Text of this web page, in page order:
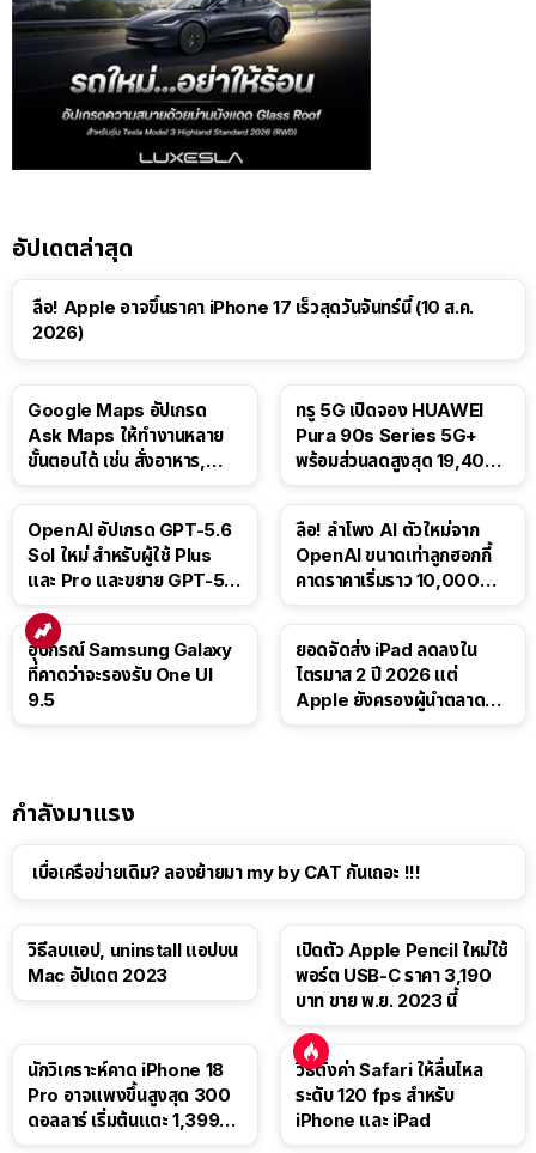
อัปเดตล่าสุด
ลือ! Apple อาจขึ้นราคา iPhone 17 เร็วสุดวันจันทร์นี้ (10 ส.ค.
2026)
Google Maps อัปเกรด
Ask Maps ให้ทำงานหลาย
ขั้นตอนได้ เช่น สั่งอาหาร,
ทรู 5G เปิดจอง HUAWEI
Pura 90s Series 5G+
พร้อมส่วนลดสูงสุด 19,400
OpenAI อัปเกรด GPT-5.6
Sol ใหม่ สำหรับผู้ใช้ Plus
และ Pro และขยาย GPT-5.6
ลือ! ลำโพง AI ตัวใหม่จาก
OpenAI ขนาดเท่าลูกฮอกกี้
คาดราคาเริ่มราว 10,000
อุปกรณ์ Samsung Galaxy
ที่คาดว่าจะรองรับ One UI
9.5
ยอดจัดส่ง iPad ลดลงใน
ไตรมาส 2 ปี 2026 แต่
Apple ยังครองผู้นำตลาด
กำลังมาแรง
เบื่อเครือข่ายเดิม? ลองย้ายมา my by CAT กันเถอะ !!!
วิธีลบแอป, uninstall แอปบน
Mac อัปเดต 2023
เปิดตัว Apple Pencil ใหม่ใช้
พอร์ต USB-C ราคา 3,190
บาท ขาย พ.ย. 2023 นี้
นักวิเคราะห์คาด iPhone 18
Pro อาจแพงขึ้นสูงสุด 300
ดอลลาร์ เริ่มต้นแตะ 1,399
วิธีตั้งค่า Safari ให้ลื่นไหล
ระดับ 120 fps สำหรับ
iPhone และ iPad